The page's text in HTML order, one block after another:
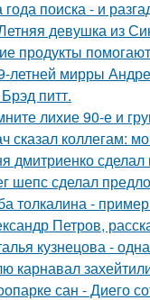
поиска - и
девушка из
продукты
летней мирры
питт.
лихие 90-е и
сказал коллегам:
дмитриенко
шепс сделал
толкалина -
Петров,
кузнецова -
карнавал
сан - Диего